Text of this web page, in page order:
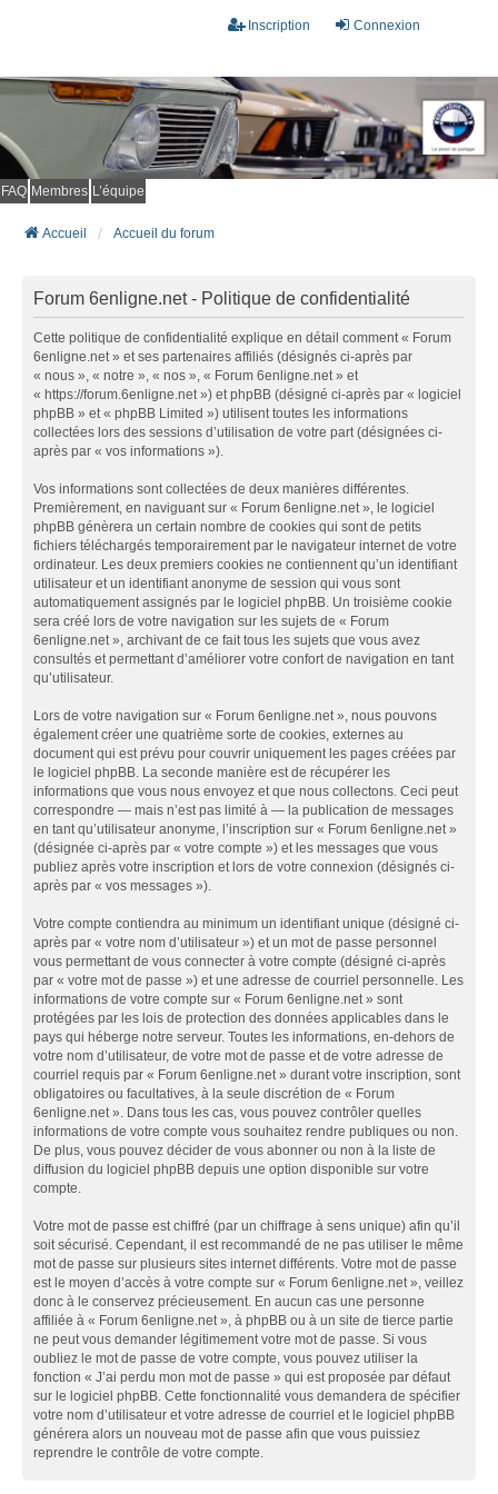
Connexion
Inscription
FAQ Membres L’équipe
Accueil Accueil du forum
Forum 6enligne.net - Politique de confidentialité
Cette politique de confidentialité explique en détail comment « Forum
6enligne.net » et ses partenaires affiliés (désignés ci-après par
« nous », « notre », « nos », « Forum 6enligne.net » et
« https://forum.6enligne.net ») et phpBB (désigné ci-après par « logiciel
phpBB » et « phpBB Limited ») utilisent toutes les informations
collectées lors des sessions d’utilisation de votre part (désignées ci-
après par « vos informations »).
Vos informations sont collectées de deux manières différentes.
Premièrement, en naviguant sur « Forum 6enligne.net », le logiciel
phpBB génèrera un certain nombre de cookies qui sont de petits
fichiers téléchargés temporairement par le navigateur internet de votre
ordinateur. Les deux premiers cookies ne contiennent qu’un identifiant
utilisateur et un identifiant anonyme de session qui vous sont
automatiquement assignés par le logiciel phpBB. Un troisième cookie
sera créé lors de votre navigation sur les sujets de « Forum
6enligne.net », archivant de ce fait tous les sujets que vous avez
consultés et permettant d’améliorer votre confort de navigation en tant
qu’utilisateur.
Lors de votre navigation sur « Forum 6enligne.net », nous pouvons
également créer une quatrième sorte de cookies, externes au
document qui est prévu pour couvrir uniquement les pages créées par
le logiciel phpBB. La seconde manière est de récupérer les
informations que vous nous envoyez et que nous collectons. Ceci peut
correspondre — mais n’est pas limité à — la publication de messages
en tant qu’utilisateur anonyme, l’inscription sur « Forum 6enligne.net »
(désignée ci-après par « votre compte ») et les messages que vous
publiez après votre inscription et lors de votre connexion (désignés ci-
après par « vos messages »).
Votre compte contiendra au minimum un identifiant unique (désigné ci-
après par « votre nom d’utilisateur ») et un mot de passe personnel
vous permettant de vous connecter à votre compte (désigné ci-après
par « votre mot de passe ») et une adresse de courriel personnelle. Les
informations de votre compte sur « Forum 6enligne.net » sont
protégées par les lois de protection des données applicables dans le
pays qui héberge notre serveur. Toutes les informations, en-dehors de
votre nom d’utilisateur, de votre mot de passe et de votre adresse de
courriel requis par « Forum 6enligne.net » durant votre inscription, sont
obligatoires ou facultatives, à la seule discrétion de « Forum
6enligne.net ». Dans tous les cas, vous pouvez contrôler quelles
informations de votre compte vous souhaitez rendre publiques ou non.
De plus, vous pouvez décider de vous abonner ou non à la liste de
diffusion du logiciel phpBB depuis une option disponible sur votre
compte.
Votre mot de passe est chiffré (par un chiffrage à sens unique) afin qu’il
soit sécurisé. Cependant, il est recommandé de ne pas utiliser le même
mot de passe sur plusieurs sites internet différents. Votre mot de passe
est le moyen d’accès à votre compte sur « Forum 6enligne.net », veillez
donc à le conservez précieusement. En aucun cas une personne
affiliée à « Forum 6enligne.net », à phpBB ou à un site de tierce partie
ne peut vous demander légitimement votre mot de passe. Si vous
oubliez le mot de passe de votre compte, vous pouvez utiliser la
fonction « J’ai perdu mon mot de passe » qui est proposée par défaut
sur le logiciel phpBB. Cette fonctionnalité vous demandera de spécifier
votre nom d’utilisateur et votre adresse de courriel et le logiciel phpBB
générera alors un nouveau mot de passe afin que vous puissiez
reprendre le contrôle de votre compte.